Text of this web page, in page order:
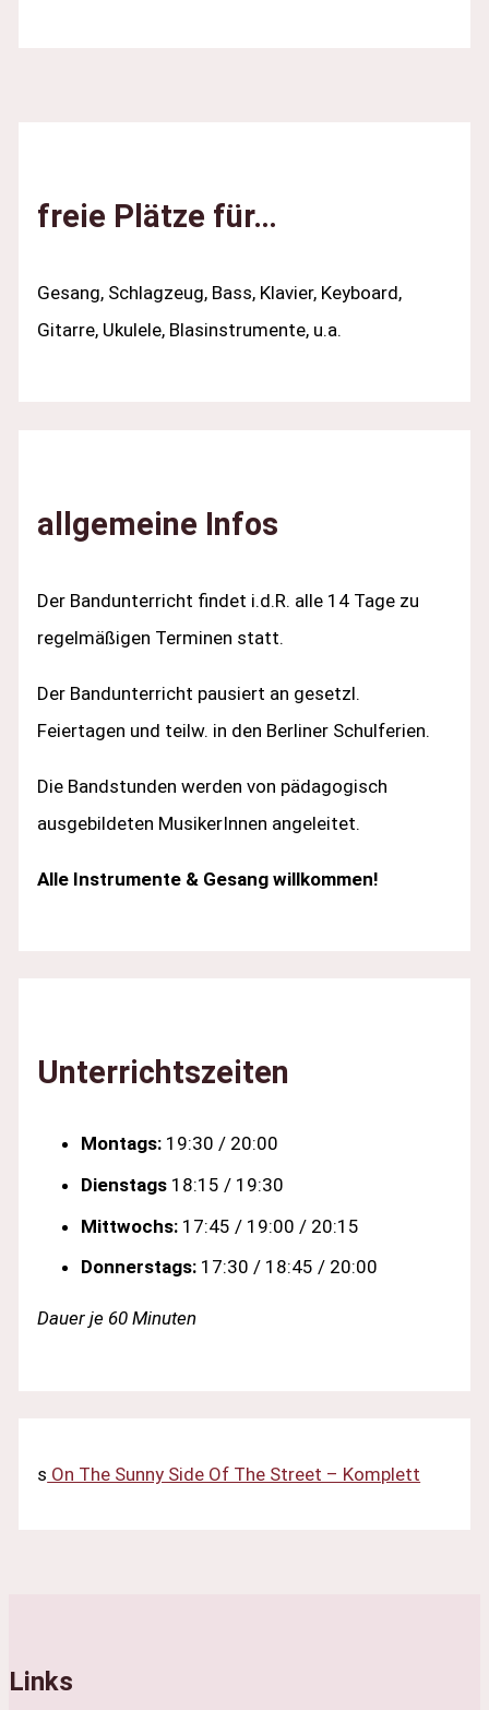
–
Komplett
freie Plätze für…
Gesang, Schlagzeug, Bass, Klavier, Keyboard,
Gitarre, Ukulele, Blasinstrumente, u.a.
allgemeine Infos
Der Bandunterricht findet i.d.R. alle 14 Tage zu
regelmäßigen Terminen statt.
Der Bandunterricht pausiert an gesetzl.
Feiertagen und teilw. in den Berliner Schulferien.
Die Bandstunden werden von pädagogisch
ausgebildeten MusikerInnen angeleitet.
Alle Instrumente & Gesang willkommen!
Unterrichtszeiten
Montags: 19:30 / 20:00
Dienstags 18:15 / 19:30
Mittwochs: 17:45 / 19:00 / 20:15
Donnerstags: 17:30 / 18:45 / 20:00
Dauer je 60 Minuten
s On The Sunny Side Of The Street – Komplett
Links